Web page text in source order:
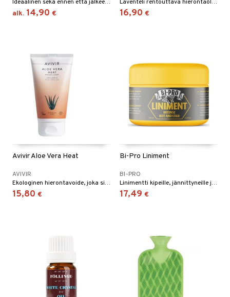
Ideaalinen sekä ennen että jälkeen rasituksen. Lämmittävä hieronta nostaa lihasten verenkiertoa ja pitää ihon terveenä ja joustavana.
alk. 14,90 €
Laventeli rentouttava hierontaöljy hoitaa ihoa ja vaikuttaa rauhoittavasti ja tassapainottaen. Laventeliöljyn mieto tuoksu rentouttaa sisäisiä jännityksiä.
16,90 €
Avivir Aloe Vera Heat
AVIVIR
Ekologinen hierontavoide, joka sisältää runsaasti Aloe Veraa.
15,80 €
Bi-Pro Liniment
BI-PRO
Linimentti kipeille, jännittyneille ja jäykille lihaksille.
17,49 €